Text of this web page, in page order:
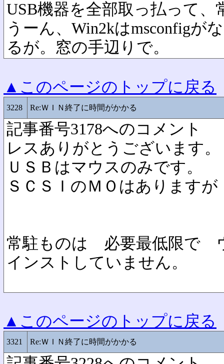
USB機器を全部取っ払って、
うーん、Win2kはmsconfigが
るが。窓の手辺りで。
▲このページのトップに戻る
3228 Re:ＷＩＮ終了に時間がかかる
記事番号3178へのコメント
レスありがとうございます。
ＵＳＢはマウスのみです。
ＳＣＳＩのＭＯはあります
常駐ものは 必要最低限で
インストしていません。
▲このページのトップに戻る
3321 Re:ＷＩＮ終了に時間がかかる